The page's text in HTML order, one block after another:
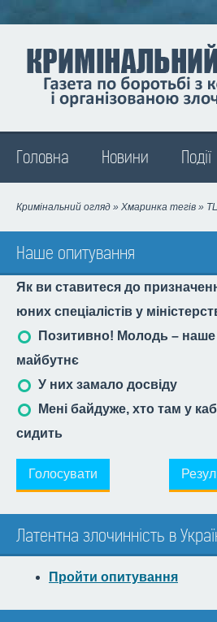
Головна Новини Події
Кримінальний огляд » Хмаринка тегів »
Наше опитування
Як ви ставитеся до
юних спеціалістів у
Позитивно! Молодь – наше
майбутнє
У них замало досвіду
Мені байдуже, хто там у
сидить
Голосувати
Латентна злочинність в
Пройти опитування